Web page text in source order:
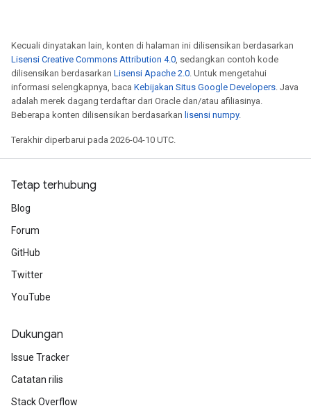
Kecuali dinyatakan lain, konten di halaman ini dilisensikan berdasarkan
Lisensi Creative Commons Attribution 4.0, sedangkan contoh kode
dilisensikan berdasarkan Lisensi Apache 2.0. Untuk mengetahui
informasi selengkapnya, baca Kebijakan Situs Google Developers. Java
adalah merek dagang terdaftar dari Oracle dan/atau afiliasinya.
Beberapa konten dilisensikan berdasarkan lisensi numpy.
Terakhir diperbarui pada 2026-04-10 UTC.
Tetap terhubung
Blog
Forum
GitHub
Twitter
YouTube
Dukungan
Issue Tracker
Catatan rilis
Stack Overflow